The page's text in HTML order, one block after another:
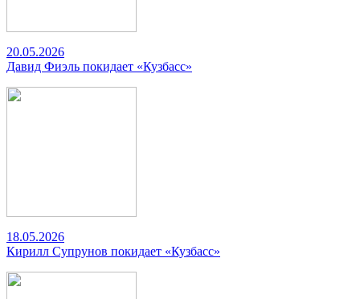
20.05.2026
Давид Фиэль покидает «Кузбасс»
18.05.2026
Кирилл Супрунов покидает «Кузбасс»